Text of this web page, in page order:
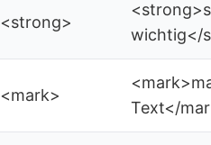
<strong>
wichtig</
<mark>
Text</